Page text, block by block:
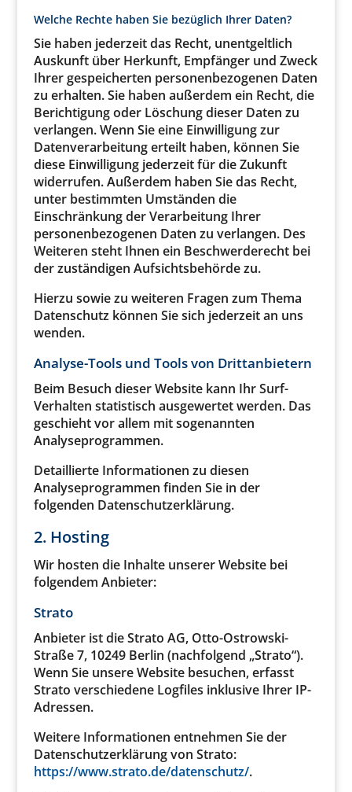
Welche Rechte haben Sie bezüglich Ihrer Daten?
Sie haben jederzeit das Recht, unentgeltlich
Auskunft über Herkunft, Empfänger und Zweck
Ihrer gespeicherten personenbezogenen Daten
zu erhalten. Sie haben außerdem ein Recht, die
Berichtigung oder Löschung dieser Daten zu
verlangen. Wenn Sie eine Einwilligung zur
Datenverarbeitung erteilt haben, können Sie
diese Einwilligung jederzeit für die Zukunft
widerrufen. Außerdem haben Sie das Recht,
unter bestimmten Umständen die
Einschränkung der Verarbeitung Ihrer
personenbezogenen Daten zu verlangen. Des
Weiteren steht Ihnen ein Beschwerderecht bei
der zuständigen Aufsichtsbehörde zu.
Hierzu sowie zu weiteren Fragen zum Thema
Datenschutz können Sie sich jederzeit an uns
wenden.
Analyse-Tools und Tools von Dritt­anbietern
Beim Besuch dieser Website kann Ihr Surf-
Verhalten statistisch ausgewertet werden. Das
geschieht vor allem mit sogenannten
Analyseprogrammen.
Detaillierte Informationen zu diesen
Analyseprogrammen finden Sie in der
folgenden Datenschutzerklärung.
2. Hosting
Wir hosten die Inhalte unserer Website bei
folgendem Anbieter:
Strato
Anbieter ist die Strato AG, Otto-Ostrowski-
Straße 7, 10249 Berlin (nachfolgend „Strato“).
Wenn Sie unsere Website besuchen, erfasst
Strato verschiedene Logfiles inklusive Ihrer IP-
Adressen.
Weitere Informationen entnehmen Sie der
Datenschutzerklärung von Strato:
https://www.strato.de/datenschutz/.